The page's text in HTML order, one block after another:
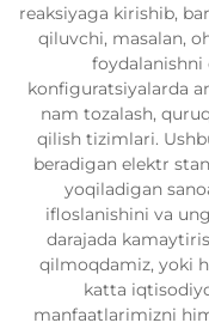
reaksiyaga kirishib,
qiluvchi, masalan,
foydalanishni
konfiguratsiyalarda
nam tozalash,
qilish tizimlari.
beradigan elektr
yoqiladigan
ifloslanishini va
darajada
qilmoqdamiz, yoki
katta
manfaatlarimizni